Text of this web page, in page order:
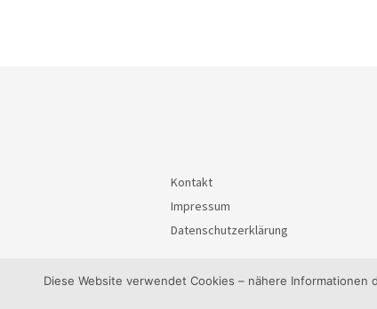
Kontakt
Impressum
Datenschutzerklärung
Diese Website verwendet Cookies – nähere Informationen